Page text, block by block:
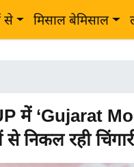
से मिसाल बेमिसाल
में ‘Gujarat
से निकल रही